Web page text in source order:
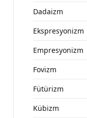
Dadaizm
Ekspresyonizm
Empresyonizm
Fovizm
Fütürizm
Kübizm